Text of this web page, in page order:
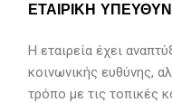
ΕΤΑΙΡΙΚΗ
Η εταιρεία έχει
κοινωνικής ευθύνης,
τρόπο με τις τοπικές